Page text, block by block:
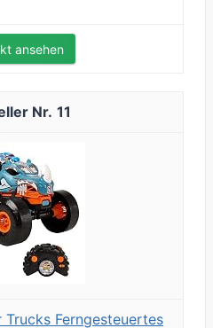
ansehen
11
Ferngesteuertes